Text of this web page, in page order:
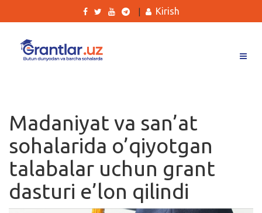
Ishlar
Kurslar
Blog
Yana
Kirish
Madaniyat va san’at
sohalarida o’qiyotgan
talabalar uchun grant
dasturi e’lon qilindi